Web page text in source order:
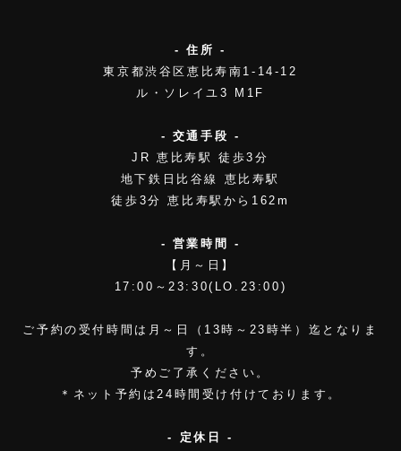
- 住所 -
東京都渋谷区恵比寿南1-14-12
ル・ソレイユ3 M1F
- 交通手段 -
JR 恵比寿駅 徒歩3分
地下鉄日比谷線 恵比寿駅
徒歩3分 恵比寿駅から162m
- 営業時間 -
【月～日】
17:00～23:30(LO.23:00)
ご予約の受付時間は月～日（13時～23時半）迄となりま
す。
予めご了承ください。
＊ネット予約は24時間受け付けております。
- 定休日 -